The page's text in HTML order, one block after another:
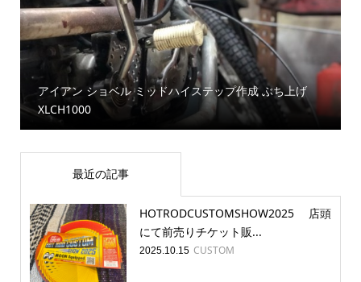
アイアン ショベル ミッドハイステップ作成 ぶち上げ
XLCH1000
最近の記事
HOTRODCUSTOMSHOW2025 店頭
にて前売りチケット販...
2025.10.15 CUSTOM